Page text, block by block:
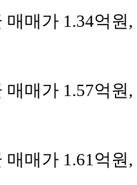
매매가 1.34억
매매가 1.57억
매매가 1.61억